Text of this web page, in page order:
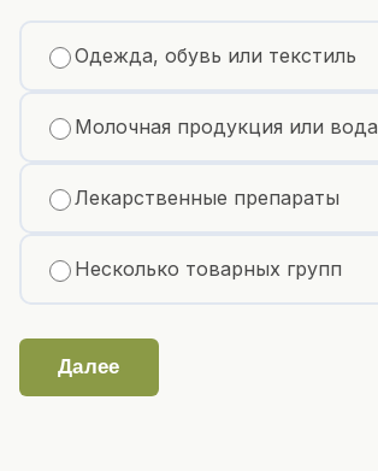
Одежда, обувь или текстиль
Молочная продукция или вода
Лекарственные препараты
Несколько товарных групп
Далее